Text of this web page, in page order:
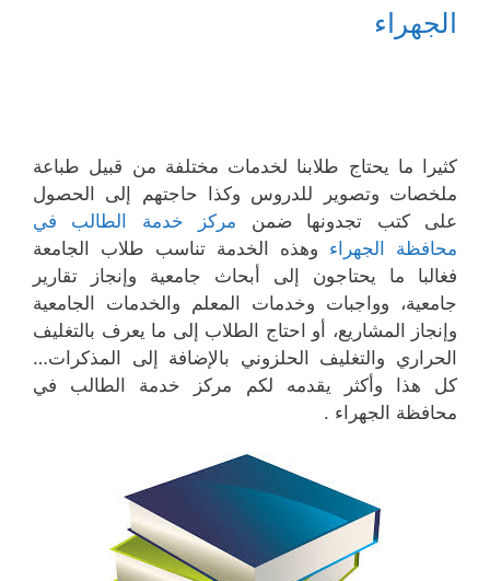
الجهراء
كثيرا ما يحتاج طلابنا لخدمات مختلفة من قبيل طباعة
ملخصات وتصوير للدروس وكذا حاجتهم إلى الحصول
على كتب تجدونها ضمن مركز خدمة الطالب في
محافظة الجهراء وهذه الخدمة تناسب طلاب الجامعة
فغالبا ما يحتاجون إلى أبحاث جامعية وإنجاز تقارير
جامعية، وواجبات وخدمات المعلم والخدمات الجامعية
وإنجاز المشاريع، أو احتاج الطلاب إلى ما يعرف بالتغليف
الحراري والتغليف الحلزوني بالإضافة إلى المذكرات…
كل هذا وأكثر يقدمه لكم مركز خدمة الطالب في
محافظة الجهراء .